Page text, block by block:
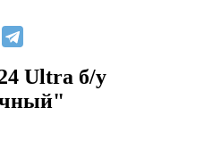
Ultra б/у